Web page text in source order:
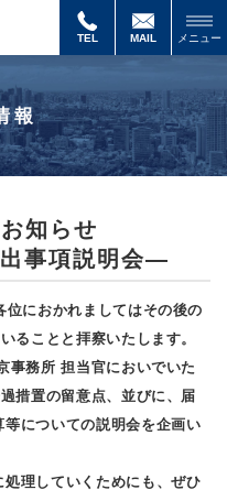
TEL MAIL メニュー
報
知らせ
事項説明会―
におかれましてはその後の
ることと拝察いたします。
事務所 担当官においでいた
措置の留意点、並びに、届
についての説明会を企画い
理していくためにも、ぜひ